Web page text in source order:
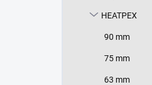
HEATPEX
90 mm
75 mm
63 mm